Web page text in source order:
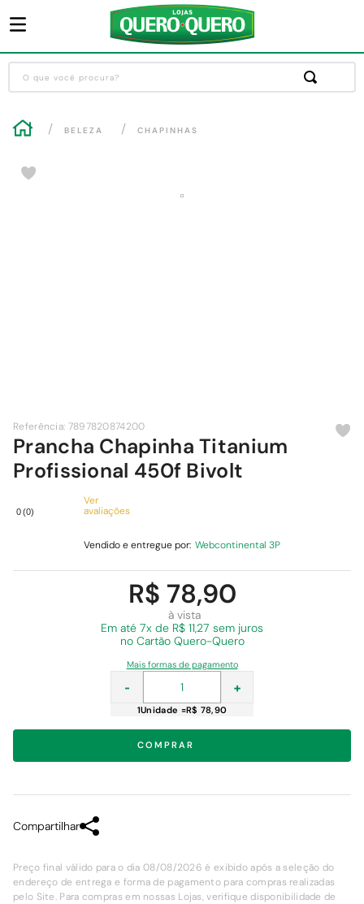
O que você procura?
BELEZA CHAPINHAS
Referência: 7897820874200
Prancha Chapinha Titanium
Profissional 450f Bivolt
0(0)
Ver
avaliações
Vendido e entregue por: Webcontinental 3P
R$ 78,90
à vista
Em até 7x de R$ 11,27 sem juros
no Cartão Quero-Quero
Mais formas de pagamento
+
-
1Unidade =R$ 78,90
COMPRAR
Compartilhar
Preço final válido para o dia 08/08/2026 é exibido após a seleção do
endereço de entrega e forma de pagamento para compras realizadas
pelo Site. Para compras em nossas Lojas, verifique disponibilidade de
1º
guarda roupa
º cozinha completa